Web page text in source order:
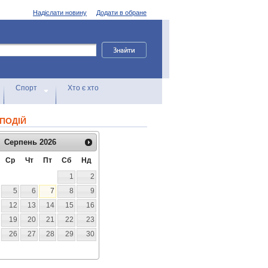
Додати в обране
Надіслати новину
Спорт Хто є хто
Серпень 2026
Ср Чт Пт Сб
Нд
1
2
5 6 7 8
9
12 13 14 15
16
19 20 21 22
23
26 27 28 29
30